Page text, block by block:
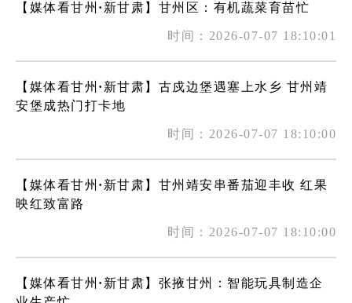
【媒体看甘州·新甘肃】甘州区：有机蔬菜育苗忙
时间：2026-07-07 18:10:01
【媒体看甘州·新甘肃】古戍边堡遇塞上水乡 甘州靖
安堡成热门打卡地
时间：2026-07-07 18:10:00
【媒体看甘州·新甘肃】甘州靖安串番茄迎丰收 红果
映红致富路
时间：2026-07-07 18:10:00
【媒体看甘州·新甘肃】张掖甘州：智能玩具制造企